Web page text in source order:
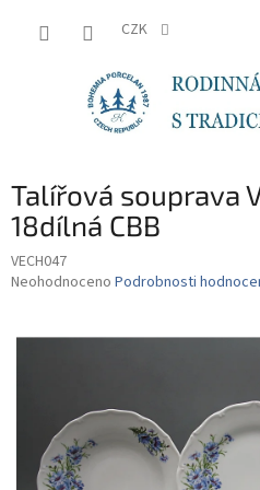
CZK
Talířová souprava
18dílná CBB
VECH047
Průměrné
je
hvězdiček.
Neohodnoceno Podrobnosti